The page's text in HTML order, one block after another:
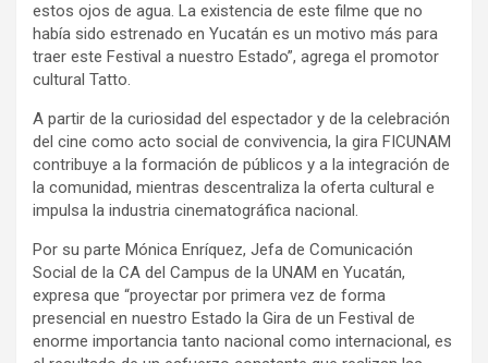
estos ojos de agua. La existencia de este filme que no
había sido estrenado en Yucatán es un motivo más para
traer este Festival a nuestro Estado”, agrega el promotor
cultural Tatto.
A partir de la curiosidad del espectador y de la celebración
del cine como acto social de convivencia, la gira FICUNAM
contribuye a la formación de públicos y a la integración de
la comunidad, mientras descentraliza la oferta cultural e
impulsa la industria cinematográfica nacional.
Por su parte Mónica Enríquez, Jefa de Comunicación
Social de la CA del Campus de la UNAM en Yucatán,
expresa que “proyectar por primera vez de forma
presencial en nuestro Estado la Gira de un Festival de
enorme importancia tanto nacional como internacional, es